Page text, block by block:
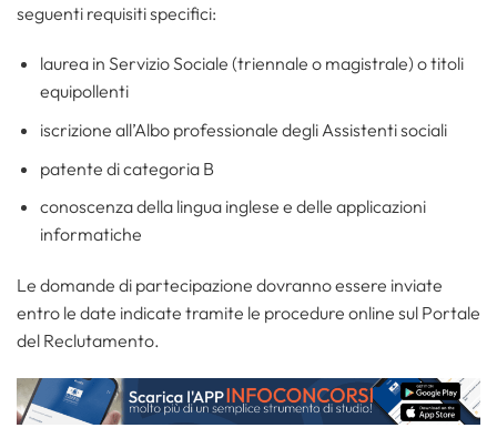
seguenti requisiti specifici:
laurea in Servizio Sociale (triennale o magistrale) o titoli
equipollenti
iscrizione all’Albo professionale degli Assistenti sociali
patente di categoria B
conoscenza della lingua inglese e delle applicazioni
informatiche
Le domande di partecipazione dovranno essere inviate
entro le date indicate tramite le procedure online sul Portale
del Reclutamento.